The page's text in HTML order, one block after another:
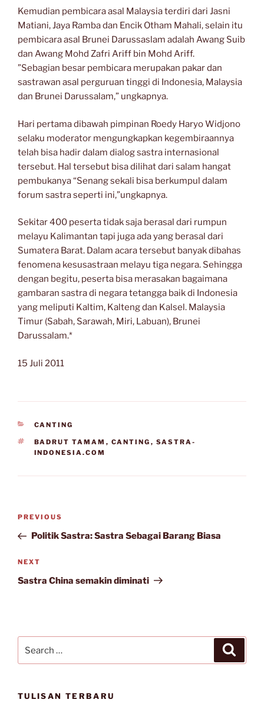
Kemudian pembicara asal Malaysia terdiri dari Jasni
Matiani, Jaya Ramba dan Encik Otham Mahali, selain itu
pembicara asal Brunei Darussaslam adalah Awang Suib
dan Awang Mohd Zafri Ariff bin Mohd Ariff.
”Sebagian besar pembicara merupakan pakar dan
sastrawan asal perguruan tinggi di Indonesia, Malaysia
dan Brunei Darussalam,” ungkapnya.
Hari pertama dibawah pimpinan Roedy Haryo Widjono
selaku moderator mengungkapkan kegembiraannya
telah bisa hadir dalam dialog sastra internasional
tersebut. Hal tersebut bisa dilihat dari salam hangat
pembukanya “Senang sekali bisa berkumpul dalam
forum sastra seperti ini,”ungkapnya.
Sekitar 400 peserta tidak saja berasal dari rumpun
melayu Kalimantan tapi juga ada yang berasal dari
Sumatera Barat. Dalam acara tersebut banyak dibahas
fenomena kesusastraan melayu tiga negara. Sehingga
dengan begitu, peserta bisa merasakan bagaimana
gambaran sastra di negara tetangga baik di Indonesia
yang meliputi Kaltim, Kalteng dan Kalsel. Malaysia
Timur (Sabah, Sarawah, Miri, Labuan), Brunei
Darussalam.*
15 Juli 2011
CATEGORIES
CANTING
TAGS
BADRUT TAMAM , CANTING , SASTRA-
INDONESIA.COM
Post
Previous
Post
PREVIOUS
Politik Sastra: Sastra Sebagai Barang Biasa
Next
Post
NEXT
Sastra China semakin diminati
for:
TULISAN TERBARU